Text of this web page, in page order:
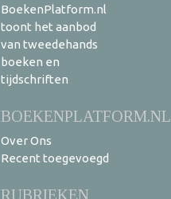
BoekenPlatform.nl
toont het aanbod
van tweedehands
boeken en
tijdschriften
BOEKENPLATFORM.NL
Over Ons
Recent toegevoegd
RUBRIEKEN